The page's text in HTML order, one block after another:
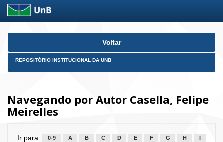
Skip
Voltar
REPOSITÓRIO INSTITUCIONAL DA UNB
Navegando por Autor Casella, Felipe
Meirelles
Ir para: 0-9 A B C D E F G H